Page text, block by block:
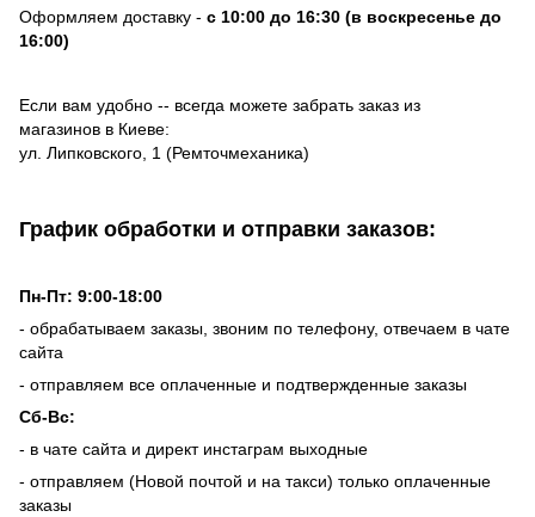
Оформляем доставку - с 10:00 до 16:30 (в воскресенье до
16:00)
Если вам удобно -- всегда можете забрать заказ из
магазинов в Киеве:
ул. Липковского, 1 (Ремточмеханика)
График обработки и отправки заказов:
Пн-Пт: 9:00-18:00
- обрабатываем заказы, звоним по телефону, отвечаем в чате
сайта
- отправляем все оплаченные и подтвержденные заказы
Сб-Вс:
- в чате сайта и директ инстаграм выходные
- отправляем (Новой почтой и на такси) только оплаченные
заказы